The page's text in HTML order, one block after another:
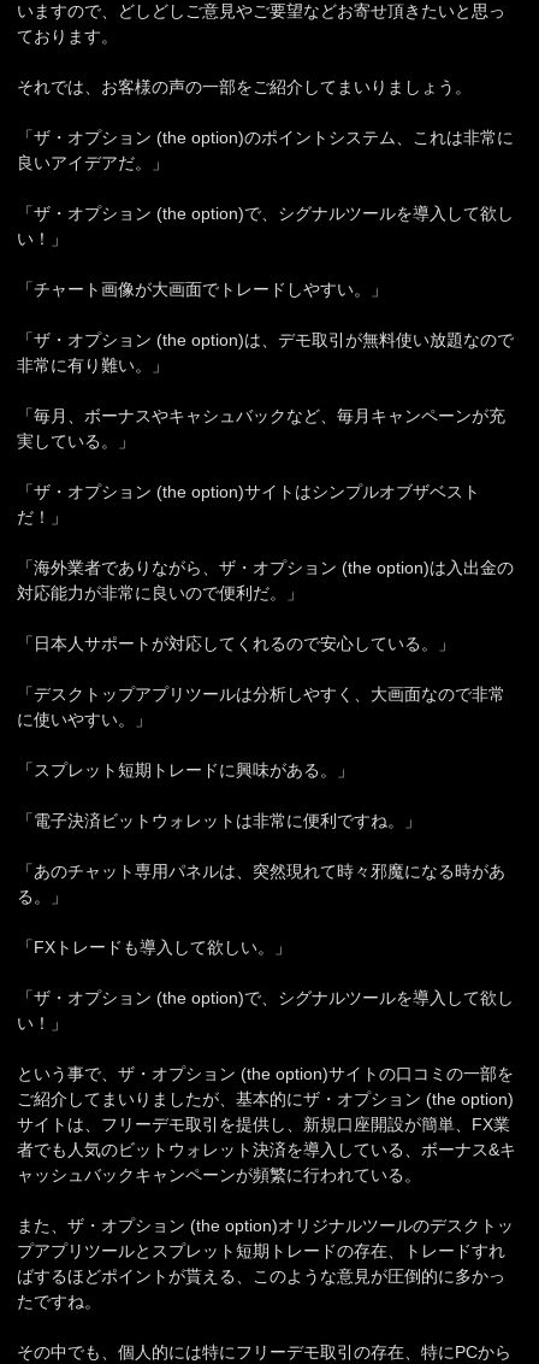
いますので、どしどしご意見やご要望などお寄せ頂きたいと思っ
ております。
それでは、お客様の声の一部をご紹介してまいりましょう。
「ザ・オプション (the option)のポイントシステム、これは非常に
良いアイデアだ。」
「ザ・オプション (the option)で、シグナルツールを導入して欲し
い！」
「チャート画像が大画面でトレードしやすい。」
「ザ・オプション (the option)は、デモ取引が無料使い放題なので
非常に有り難い。」
「毎月、ボーナスやキャシュバックなど、毎月キャンペーンが充
実している。」
「ザ・オプション (the option)サイトはシンプルオブザベスト
だ！」
「海外業者でありながら、ザ・オプション (the option)は入出金の
対応能力が非常に良いので便利だ。」
「日本人サポートが対応してくれるので安心している。」
「デスクトップアプリツールは分析しやすく、大画面なので非常
に使いやすい。」
「スプレット短期トレードに興味がある。」
「電子決済ビットウォレットは非常に便利ですね。」
「あのチャット専用パネルは、突然現れて時々邪魔になる時があ
る。」
「FXトレードも導入して欲しい。」
「ザ・オプション (the option)で、シグナルツールを導入して欲し
い！」
という事で、ザ・オプション (the option)サイトの口コミの一部を
ご紹介してまいりましたが、基本的にザ・オプション (the option)
サイトは、フリーデモ取引を提供し、新規口座開設が簡単、FX業
者でも人気のビットウォレット決済を導入している、ボーナス&キ
ャッシュバックキャンペーンが頻繁に行われている。
また、ザ・オプション (the option)オリジナルツールのデスクトッ
プアプリツールとスプレット短期トレードの存在、トレードすれ
ばするほどポイントが貰える、このような意見が圧倒的に多かっ
たですね。
その中でも、個人的には特にフリーデモ取引の存在、特にPCから